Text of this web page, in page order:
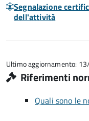
Segnalazione
dell'attività
Ultimo aggiornamento:
Riferimenti
Quali sono le